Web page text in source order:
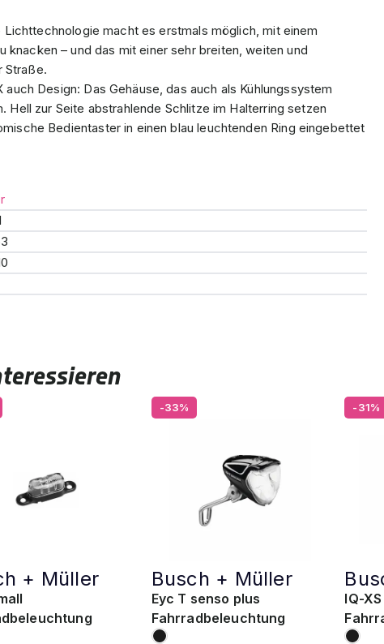
macht es erstmals möglich, mit einem
– und das mit einer sehr breiten, weiten und
Straße.
Design: Das Gehäuse, das auch als Kühlungssystem
Hell zur Seite abstrahlende Schlitze im Halterring setzen
Bedientaster in einen blau leuchtenden Ring eingebettet
+ Müller
-33%
Busch + Müller
Eyc T senso plus
Fahrradbeleuchtung
-31%
IQ-